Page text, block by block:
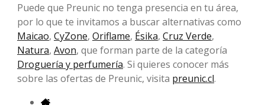
Puede que Preunic no tenga presencia en tu área,
por lo que te invitamos a buscar alternativas como
Maicao, CyZone, Oriflame, Ésika, Cruz Verde,
Natura, Avon, que forman parte de la categoría
Droguería y perfumería. Si quieres conocer más
sobre las ofertas de Preunic, visita preunic.cl.